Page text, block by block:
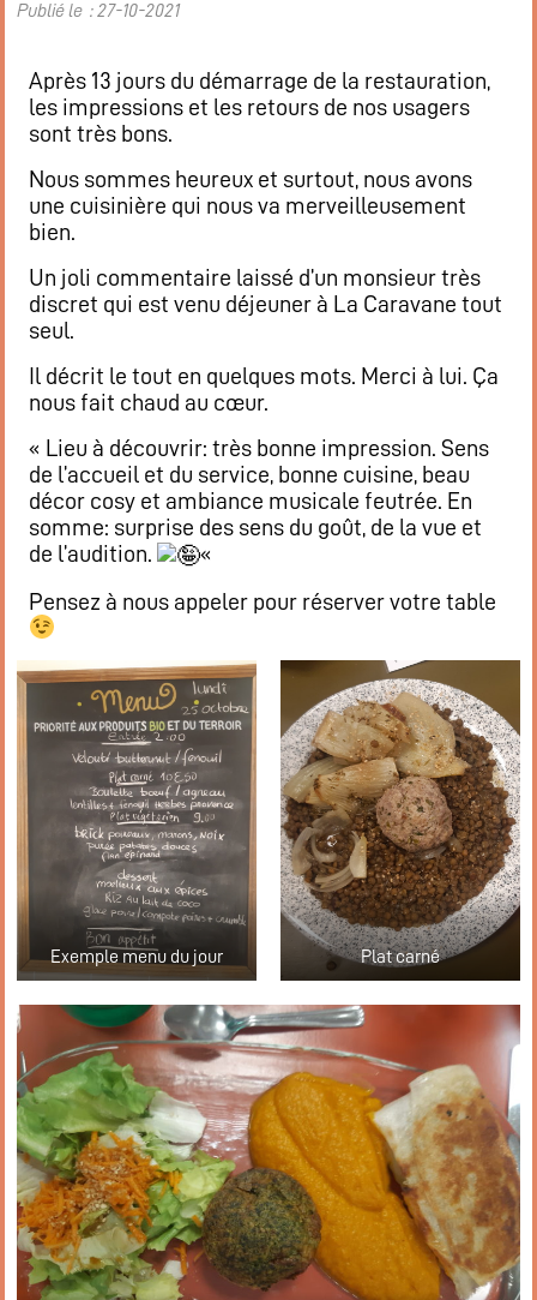
Publié le : 27-10-2021
Après 13 jours du démarrage de la restauration,
les impressions et les retours de nos usagers
sont très bons.
Nous sommes heureux et surtout, nous avons
une cuisinière qui nous va merveilleusement
bien.
Un joli commentaire laissé d’un monsieur très
discret qui est venu déjeuner à La Caravane tout
seul.
Il décrit le tout en quelques mots. Merci à lui. Ça
nous fait chaud au cœur.
« Lieu à découvrir: très bonne impression. Sens
de l’accueil et du service, bonne cuisine, beau
décor cosy et ambiance musicale feutrée. En
somme: surprise des sens du goût, de la vue et
de l’audition.
«
Pensez à nous appeler pour réserver votre table
Exemple menu du jour Plat carné